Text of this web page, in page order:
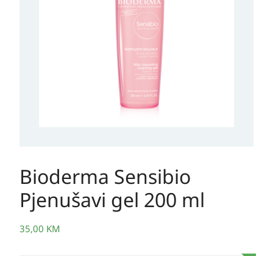
Bioderma Sensibio
Pjenušavi gel 200 ml
35,00 KM